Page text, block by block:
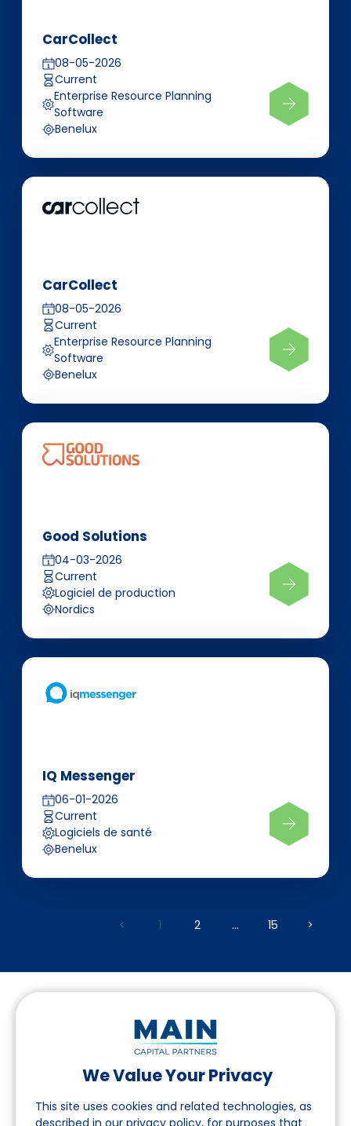
We Value Your Privacy
This site uses cookies and related technologies, as
described in our privacy policy, for purposes that
CarCollect
08-05-2026
Current
Enterprise Resource Planning
Software
Benelux
CarCollect
08-05-2026
Current
Enterprise Resource Planning
Software
Benelux
Good Solutions
04-03-2026
Current
Logiciel de production
Nordics
IQ Messenger
06-01-2026
Current
Logiciels de santé
Benelux
< 1 2 ... 15 >
Suivez-nous sur LinkedIn